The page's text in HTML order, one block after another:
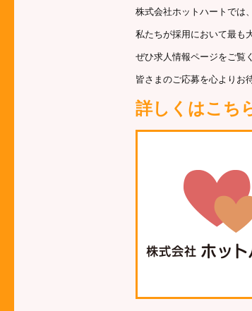
株式会社ホットハートでは
私たちが採用において最も
ぜひ求人情報ページをご覧
皆さまのご応募を心よりお
詳しくはこち